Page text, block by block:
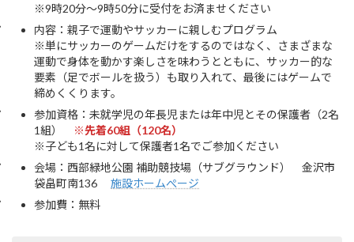
※9時20分～9時50分に受付をお済ませください
内容：親子で運動やサッカーに親しむプログラム
※単にサッカーのゲームだけをするのではなく、さまざまな
運動で身体を動かす楽しさを味わうとともに、サッカー的な
要素（足でボールを扱う）も取り入れて、最後にはゲームで
締めくくります。
参加資格：未就学児の年長児または年中児とその保護者（2名
1組）
※先着60組（120名）
※子ども1名に対して保護者1名でご参加ください
会場：西部緑地公園 補助競技場（サブグラウンド） 金沢市
袋畠町南136 施設ホームぺージ
参加費：無料